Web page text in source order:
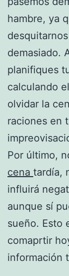
hambre, ya
demasiado.
planifiques
calculando
olvidar la
raciones en
Por último,
cena tardía,
influirá
aunque sí
sueño. Esto
comaprtir
información